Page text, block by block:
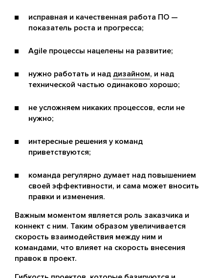
исправная и качественная работа ПО —
показатель роста и прогресса;
Agile процессы нацелены на развитие;
нужно работать и над дизайном, и над
технической частью одинаково хорошо;
не усложняем никаких процессов, если не
нужно;
интересные решения у команд
приветствуются;
команда регулярно думает над повышением
своей эффективности, и сама может вносить
правки и изменения.
Важным моментом является роль заказчика и
коннект с ним. Таким образом увеличивается
скорость взаимодействия между ним и
командами, что влияет на скорость внесения
правок в проект.